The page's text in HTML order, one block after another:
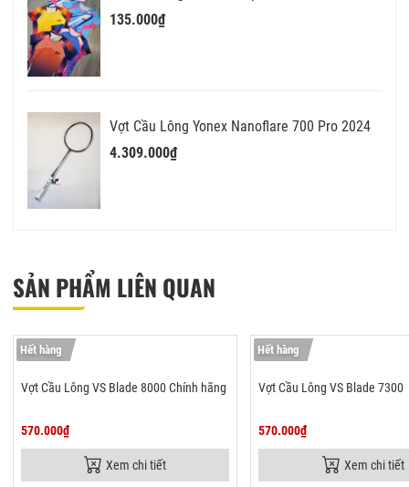
135.000₫
Vợt Cầu Lông Yonex Nanoflare 700 Pro 2024
4.309.000₫
SẢN PHẨM LIÊN QUAN
Hết hàng
Vợt Cầu Lông VS Blade 8000 Chính hãng
570.000₫
Xem chi tiết
Hết hàng
Vợt Cầu Lông VS Blade 7300
570.000₫
Xem chi tiết